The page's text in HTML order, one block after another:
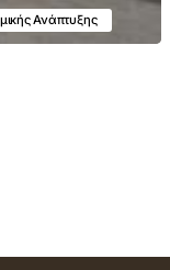
Ανάπτυξης